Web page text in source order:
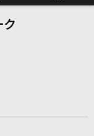
ク